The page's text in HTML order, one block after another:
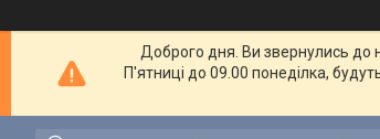
Доброго дня. Ви звернулись до
П'ятниці до 09.00 понеділка,